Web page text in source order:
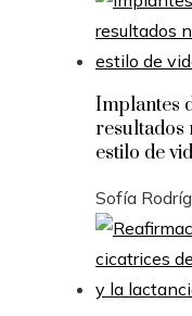
Implantes
resultados
estilo de
Sofía